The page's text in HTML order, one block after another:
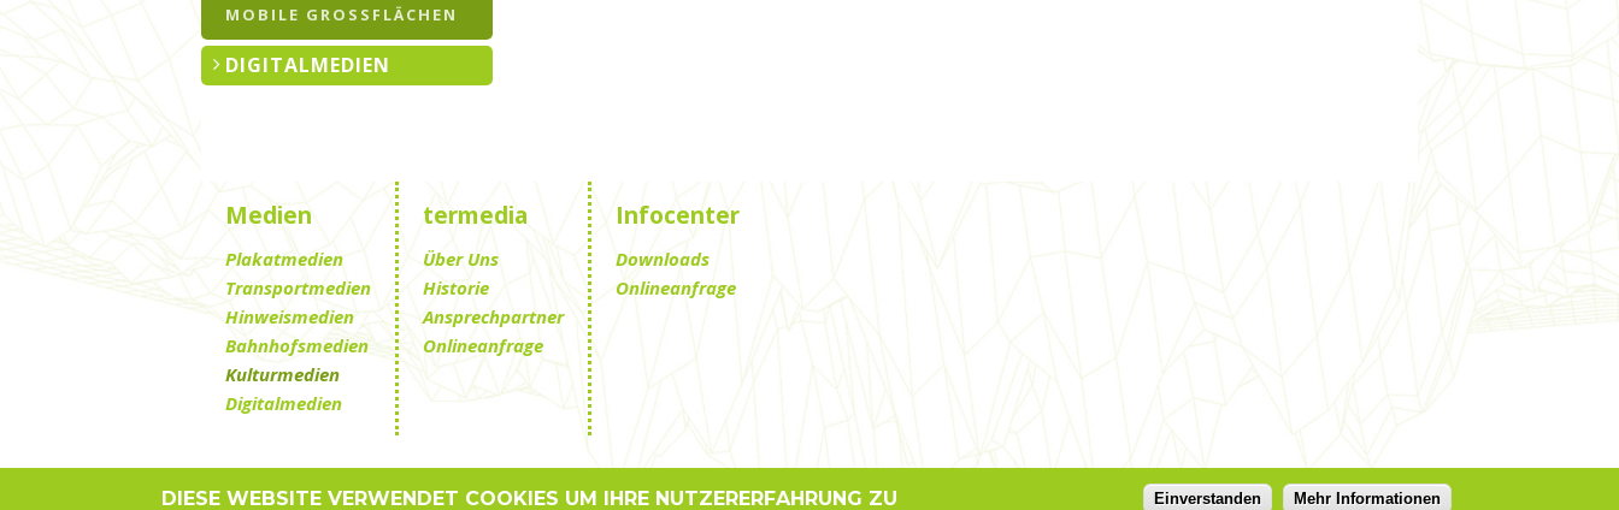
MOBILE GROSSFLÄCHEN
DIGITALMEDIEN
Medien
Plakatmedien
Transportmedien
Hinweismedien
Bahnhofsmedien
Kulturmedien
Digitalmedien
termedia
Über Uns
Historie
Ansprechpartner
Onlineanfrage
Infocenter
Downloads
Onlineanfrage
DIESE WEBSITE VERWENDET COOKIES UM IHRE NUTZERERFAHRUNG ZU Einverstanden Mehr Informationen